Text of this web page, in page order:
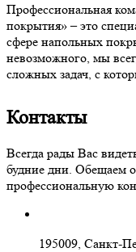
Профессиональная
покрытия» – это
сфере напольных
невозможного, мы
сложных задач, с
Контакты
Всегда рады Вас
будние дни. Обещаем
профессиональную
195009, Санкт-